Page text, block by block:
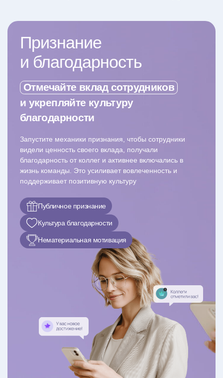
Признание
и благодарность
Отмечайте вклад сотрудников
и укрепляйте культуру
благодарности
Запустите механики признания, чтобы сотрудники
видели ценность своего вклада, получали
благодарность от коллег и активнее включались в
жизнь команды. Это усиливает вовлеченность и
поддерживает позитивную культуру
Публичное признание
Культура благодарности
Нематериальная мотивация